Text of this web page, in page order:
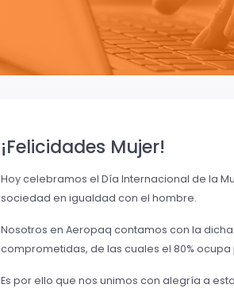
¡Felicidades Mujer!
Hoy celebramos el Día Internacional de la
sociedad en igualdad con el hombre.
Nosotros en Aeropaq contamos con la
comprometidas, de las cuales el 80% ocupa
Es por ello que nos unimos con alegría a